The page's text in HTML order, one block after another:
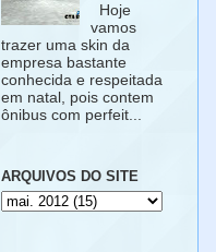
Hoje
vamos
trazer uma skin da
empresa bastante
conhecida e respeitada
em natal, pois contem
ônibus com perfeit...
ARQUIVOS DO SITE